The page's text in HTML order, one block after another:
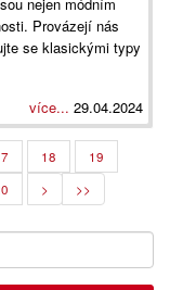
Provázejí nás
se klasickými typy
více... 29.04.2024
18
19
> >>